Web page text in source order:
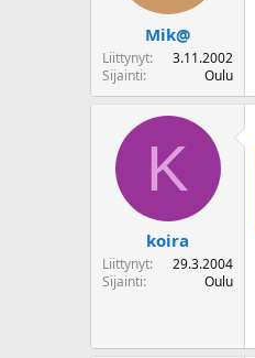
Mik@
Liittynyt
3.11.2002
Sijainti
Oulu
K
koira
Liittynyt
29.3.2004
Sijainti
Oulu